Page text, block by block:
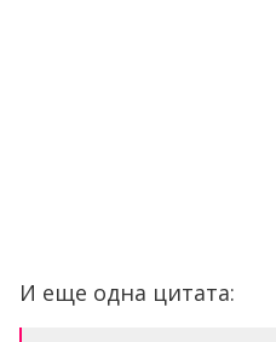
И еще одна цитата: